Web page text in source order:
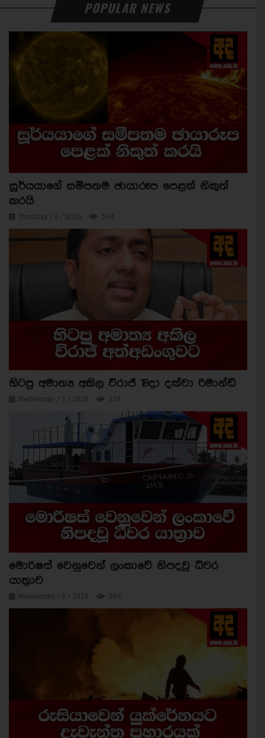
POPULAR NEWS
සූර්යයාගේ සමීපතම ඡායාරූප පෙළක් නිකුත්
කරයි
Thursday / 6 / 2026 554
හිටපු අමාත්‍ය අකිල විරාජ් 18දා දක්වා රිමාන්ඩ්
Wednesday / 5 / 2026 474
මොරිෂස් වෙනුවෙන් ලංකාවේ නිපදවූ ධීවර
යාත්‍රාව
Wednesday / 5 / 2026 366